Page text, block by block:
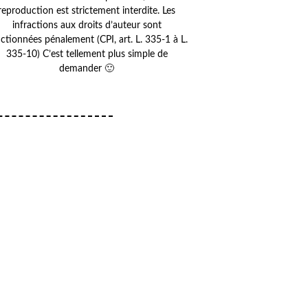
est strictement interdite. Les
infractions aux droits d’auteur sont
pénalement (CPI, art. L. 335-1 à L.
335-10) C’est tellement plus simple de
demander 🙂